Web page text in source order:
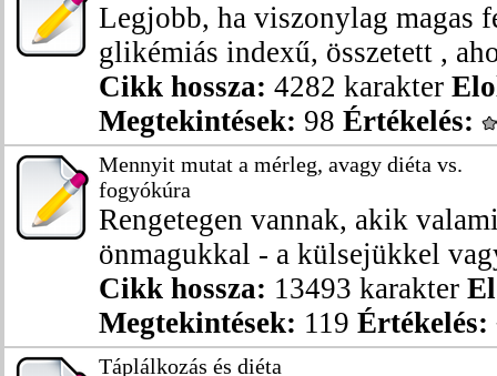
Legjobb, ha viszonylag magas
glikémiás indexű, összetett ,
Cikk hossza: 4282 karakter
Megtekintések: 98 Értékelés:
Mennyit mutat a mérleg, avagy diéta vs.
fogyókúra
Rengetegen vannak, akik
önmagukkal - a külsejükkel
Cikk hossza: 13493 karakter
Megtekintések: 119 Értékelés:
Táplálkozás és diéta